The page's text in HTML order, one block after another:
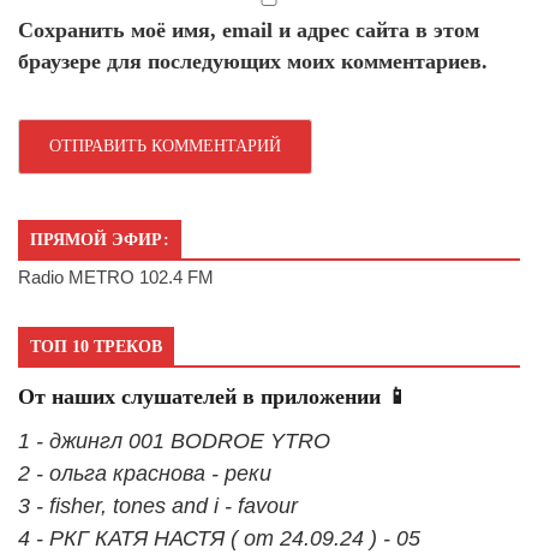
Сохранить моё имя, email и адрес сайта в этом
браузере для последующих моих комментариев.
ПРЯМОЙ ЭФИР:
Radio METRO 102.4 FM
ТОП 10 ТРЕКОВ
От наших слушателей в приложении 📱
1 - джингл 001 BODROE YTRO
2 - ольга краснова - реки
3 - fisher, tones and i - favour
4 - РКГ КАТЯ НАСТЯ ( от 24.09.24 ) - 05